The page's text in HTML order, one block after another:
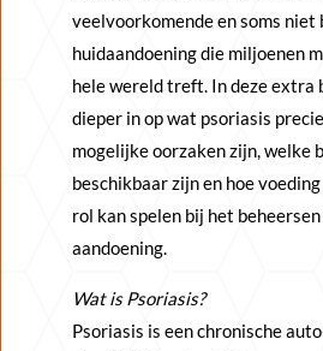
veelvoorkomende en soms niet
huidaandoening die miljoenen
hele wereld treft. In deze extra
dieper in op wat psoriasis
mogelijke oorzaken zijn, welke
beschikbaar zijn en hoe
rol kan spelen bij het
aandoening.
Wat is Psoriasis?
Psoriasis is een chronische